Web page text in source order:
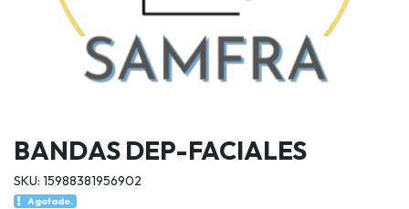
BANDAS DEP-FACIALES
SKU: 15988381956902
Agotado.